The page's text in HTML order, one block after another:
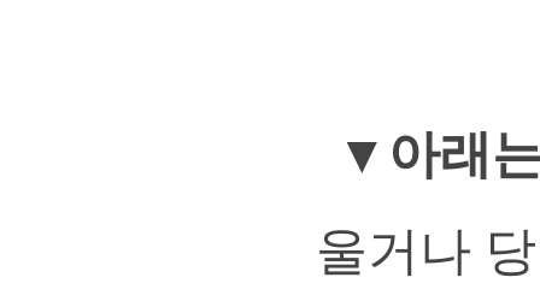
▼아래
울거나